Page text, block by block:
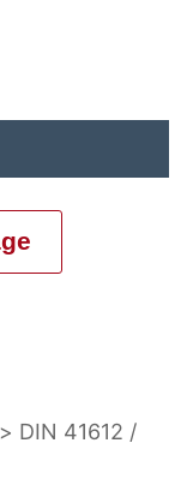
DIN 41612 /